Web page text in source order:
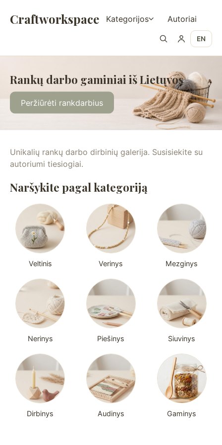
Craftworkspace Kategorijos Autoriai
EN
Rankų darbo gaminiai iš Lietuvos
Peržiūrėti rankdarbius
Unikalių rankų darbo dirbinių galerija. Susisiekite su
autoriumi tiesiogiai.
Naršykite pagal kategoriją
Veltinis Verinys Mezginys
Nerinys Piešinys Siuvinys
Dirbinys Audinys Gaminys